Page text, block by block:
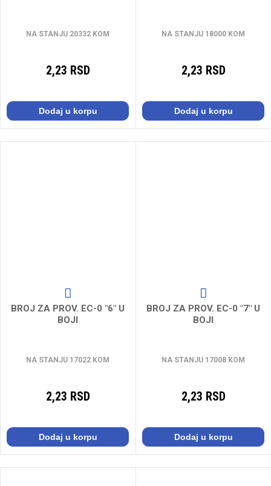
NA STANJU 20332 KOM
2,23 RSD
Dodaj u korpu
NA STANJU 18000 KOM
2,23 RSD
Dodaj u korpu
BROJ ZA PROV. EC-0 "6" U
BOJI
NA STANJU 17022 KOM
2,23 RSD
Dodaj u korpu
BROJ ZA PROV. EC-0 "7" U
BOJI
NA STANJU 17008 KOM
2,23 RSD
Dodaj u korpu